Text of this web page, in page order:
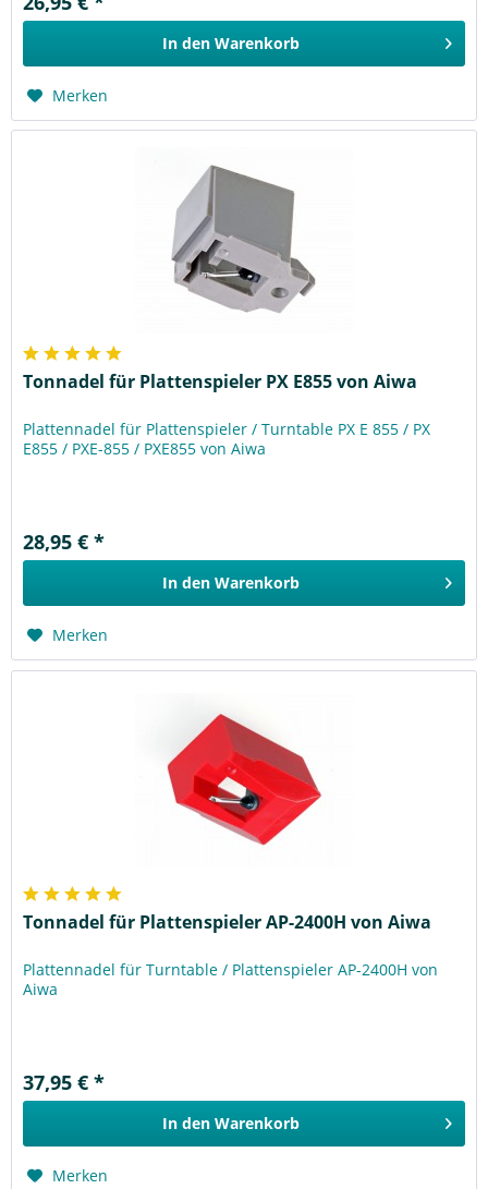
In den Warenkorb
Merken
Tonnadel für Plattenspieler PX E855 von Aiwa
Plattennadel für Plattenspieler / Turntable PX E 855 / PX
E855 / PXE-855 / PXE855 von Aiwa
28,95 € *
In den Warenkorb
Merken
Tonnadel für Plattenspieler AP-2400H von Aiwa
Plattennadel für Turntable / Plattenspieler AP-2400H von
Aiwa
37,95 € *
In den Warenkorb
Merken